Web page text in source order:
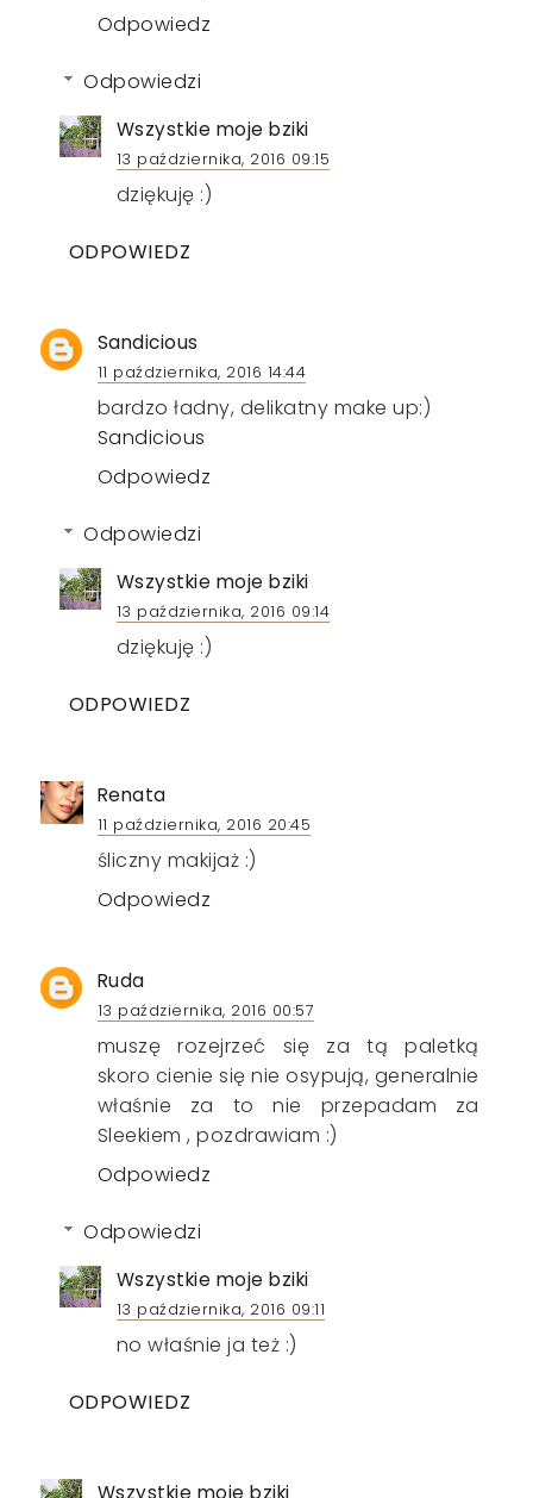
Odpowiedz
Odpowiedzi
Wszystkie moje bziki
13 października, 2016 09:15
dziękuję :)
ODPOWIEDZ
Sandicious
11 października, 2016 14:44
bardzo ładny, delikatny make up:)
Sandicious
Odpowiedz
Odpowiedzi
Wszystkie moje bziki
13 października, 2016 09:14
dziękuję :)
ODPOWIEDZ
Renata
11 października, 2016 20:45
śliczny makijaż :)
Odpowiedz
Ruda
13 października, 2016 00:57
muszę rozejrzeć się za tą paletką
skoro cienie się nie osypują, generalnie
właśnie za to nie przepadam za
Sleekiem , pozdrawiam :)
Odpowiedz
Odpowiedzi
Wszystkie moje bziki
13 października, 2016 09:11
no właśnie ja też :)
ODPOWIEDZ
Wszystkie moje bziki